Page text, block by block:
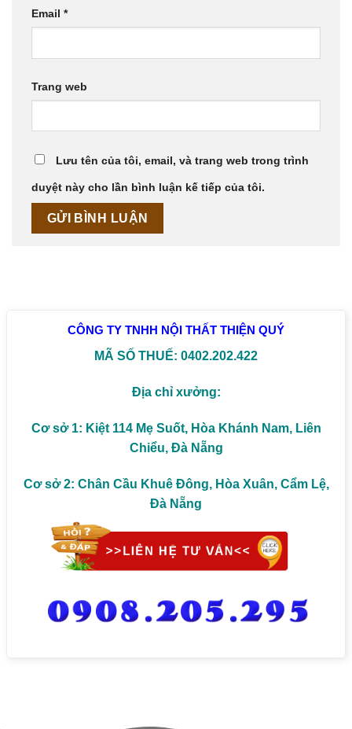
Email *
Trang web
Lưu tên của tôi, email, và trang web trong trình
duyệt này cho lần bình luận kế tiếp của tôi.
CÔNG TY TNHH NỘI THẤT THIỆN QUÝ
MÃ SỐ THUẾ: 0402.202.422
Địa chỉ xưởng:
Cơ sở 1: Kiệt 114 Mẹ Suốt, Hòa Khánh Nam, Liên
Chiểu, Đà Nẵng
Cơ sở 2: Chân Cầu Khuê Đông, Hòa Xuân, Cẩm Lệ,
Đà Nẵng